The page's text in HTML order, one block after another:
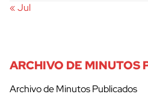
« Jul
ARCHIVO DE MINUTOS
Archivo de Minutos Publicados